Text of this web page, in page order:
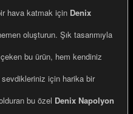
hava katmak için Denix
oluşturun. Şık tasarımıyla
bu ürün, hem kendiniz
için harika bir
bu özel Denix Napolyon